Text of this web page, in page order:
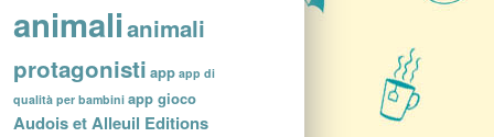
animalianimali
protagonisti app app di
qualità per bambini app gioco
Audois et Alleuil Editions